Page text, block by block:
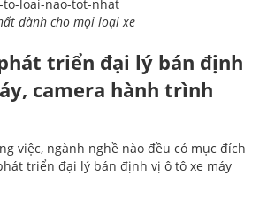
dành cho mọi loại xe
triển đại lý bán định
camera hành trình
việc, ngành nghề nào đều có mục đích
triển đại lý bán định vị ô tô xe máy